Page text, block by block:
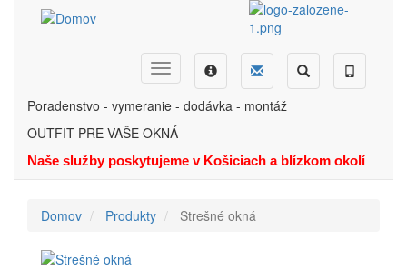
Telefón
Hľadať
Dopyt
Menu
Ponuka
Poradenstvo - vymeranie - dodávka - montáž
OUTFIT PRE VAŠE OKNÁ
Naše služby poskytujeme v Košiciach a blízkom okolí
Domov Produkty Strešné okná